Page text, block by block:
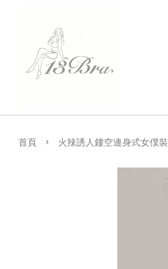
首頁 › 火辣誘人鏤空連身式女僕裝